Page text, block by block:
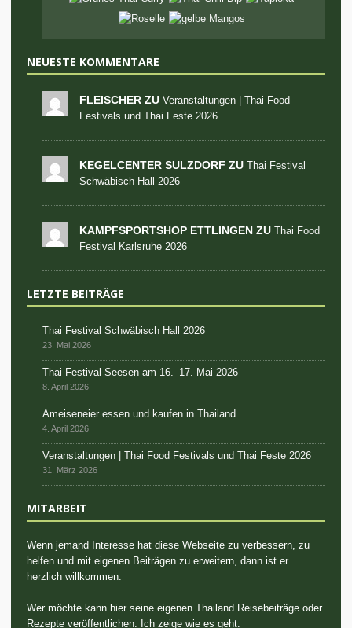
NEUESTE KOMMENTARE
FLEISCHER ZU Veranstaltungen | Thai Food
Festivals und Thai Feste 2026
KEGELCENTER SULZDORF ZU Thai Festival
Schwäbisch Hall 2026
KAMPFSPORTSHOP ETTLINGEN ZU Thai Food
Festival Karlsruhe 2026
LETZTE BEITRÄGE
Thai Festival Schwäbisch Hall 2026
23. Mai 2026
Thai Festival Seesen am 16.–17. Mai 2026
8. April 2026
Ameiseneier essen und kaufen in Thailand
4. April 2026
Veranstaltungen | Thai Food Festivals und Thai Feste 2026
31. März 2026
MITARBEIT
Wenn jemand Interesse hat diese Webseite zu verbessern, zu
helfen und mit eigenen Beiträgen zu erweitern, dann ist er
herzlich willkommen.
Wer möchte kann hier seine eigenen Thailand Reisebeiträge oder
Rezepte veröffentlichen. Ich zeige wie es geht.